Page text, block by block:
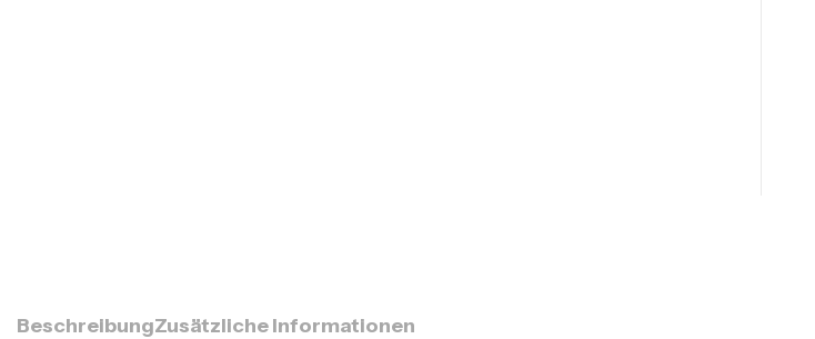
BeschreibungZusätzliche Informationen